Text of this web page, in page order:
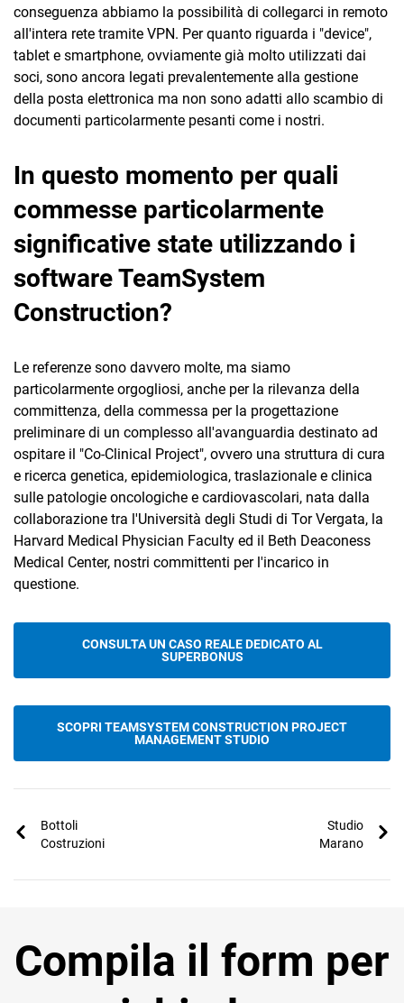
conseguenza abbiamo la possibilità di collegarci in remoto
all'intera rete tramite VPN. Per quanto riguarda i "device",
tablet e smartphone, ovviamente già molto utilizzati dai
soci, sono ancora legati prevalentemente alla gestione
della posta elettronica ma non sono adatti allo scambio di
documenti particolarmente pesanti come i nostri.
In questo momento per quali
commesse particolarmente
significative state utilizzando i
software TeamSystem
Construction?
Le referenze sono davvero molte, ma siamo
particolarmente orgogliosi, anche per la rilevanza della
committenza, della commessa per la progettazione
preliminare di un complesso all'avanguardia destinato ad
ospitare il "Co-Clinical Project", ovvero una struttura di cura
e ricerca genetica, epidemiologica, traslazionale e clinica
sulle patologie oncologiche e cardiovascolari, nata dalla
collaborazione tra l'Università degli Studi di Tor Vergata, la
Harvard MedicaI Physician Faculty ed il Beth Deaconess
Medical Center, nostri committenti per l'incarico in
questione.
CONSULTA UN CASO REALE DEDICATO AL
SUPERBONUS
SCOPRI TEAMSYSTEM CONSTRUCTION PROJECT
MANAGEMENT STUDIO
Bottoli
Costruzioni
Studio
Marano
Compila il form per